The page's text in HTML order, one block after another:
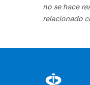
no se hace
relacionado